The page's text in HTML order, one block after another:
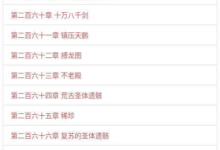
第二百六十章 十万八千剑
第二百六十一章 镇压天鹏
第二百六十二章 搏龙图
第二百六十三章 不老殿
第二百六十四章 荒古圣体遗骸
第二百六十五章 稀珍
第二百六十六章 复苏的圣体遗骸